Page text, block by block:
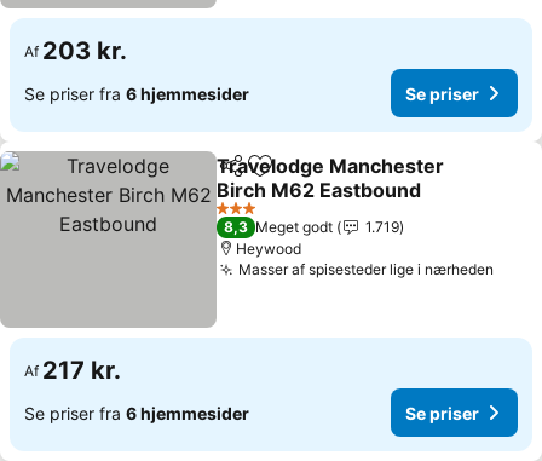
Af 203 kr.
Se priser fra 6 hjemmesider Se priser
Del Føj til favoritter
Travelodge Manchester
Birch M62 Eastbound
3 Stjerner
8,3 Meget godt
1.719
Heywood
Masser af spisesteder lige i nærheden
Af 217 kr.
Se priser fra 6 hjemmesider Se priser